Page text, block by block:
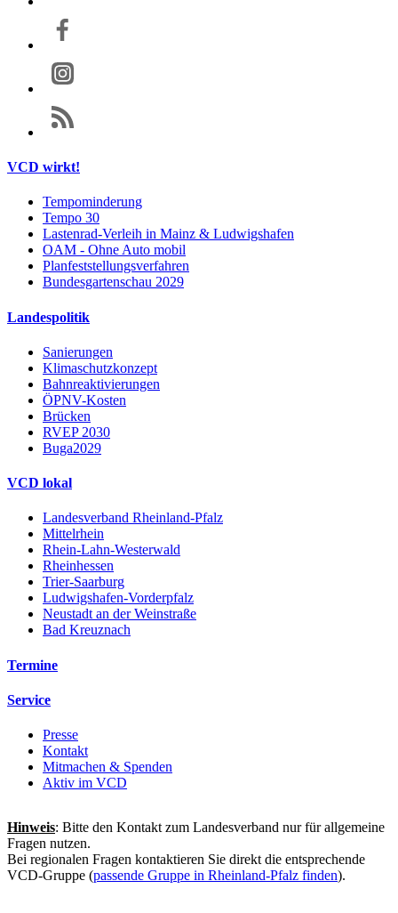
VCD wirkt!
Tempominderung
Tempo 30
Lastenrad-Verleih in Mainz & Ludwigshafen
OAM - Ohne Auto mobil
Planfeststellungsverfahren
Bundesgartenschau 2029
Landespolitik
Sanierungen
Klimaschutzkonzept
Bahnreaktivierungen
ÖPNV-Kosten
Brücken
RVEP 2030
Buga2029
VCD lokal
Landesverband Rheinland-Pfalz
Mittelrhein
Rhein-Lahn-Westerwald
Rheinhessen
Trier-Saarburg
Ludwigshafen-Vorderpfalz
Neustadt an der Weinstraße
Bad Kreuznach
Termine
Service
Presse
Kontakt
Mitmachen & Spenden
Aktiv im VCD
Hinweis: Bitte den Kontakt zum Landesverband nur für allgemeine
Fragen nutzen.
Bei regionalen Fragen kontaktieren Sie direkt die entsprechende
VCD-Gruppe (passende Gruppe in Rheinland-Pfalz finden).